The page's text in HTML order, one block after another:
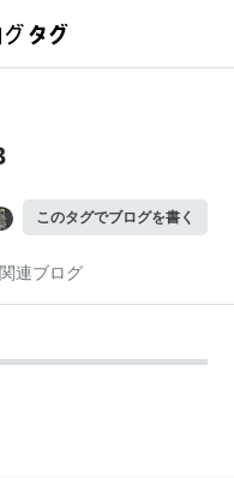
このタグでブログを書く
関連ブログ